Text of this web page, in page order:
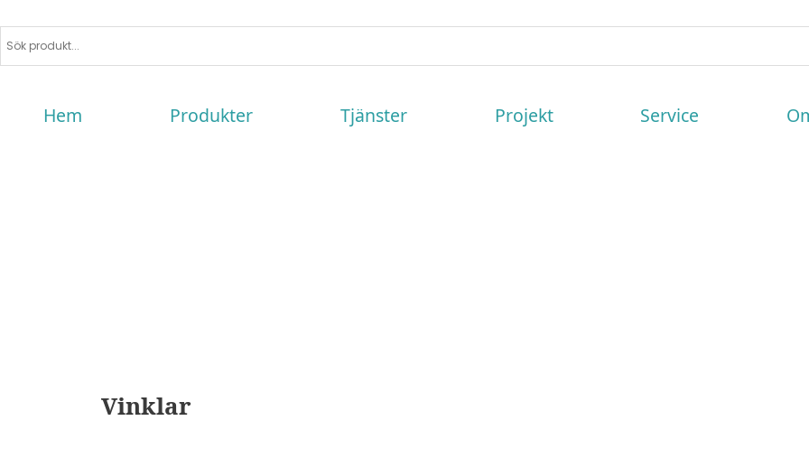
Hem Produkter Tjänster Projekt Service
Vinklar